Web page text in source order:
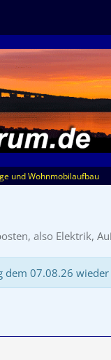
und Wohnmobilaufbau
also Elektrik,
dem 07.08.26